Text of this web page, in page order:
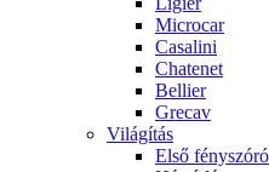
Microcar
Casalini
Chatenet
Bellier
Grecav
Világítás
Első fényszóró